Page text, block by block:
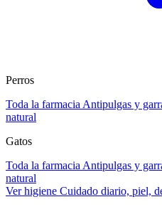
Perros
Toda la farmacia Antipulgas y
natural
Gatos
Toda la farmacia Antipulgas y
natural
Ver higiene Cuidado diario, piel,